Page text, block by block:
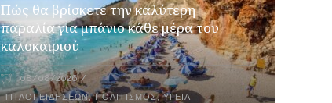
Πώς θα βρίσκετε την καλύτερη
παραλία για μπάνιο κάθε μέρα του
καλοκαιριού
08/08/2026
ΤΊΤΛΟΙ ΕΙΔΉΣΕΩΝ,ΠΟΛΙΤΙΣΜΌΣ,ΥΓΕΊΑ